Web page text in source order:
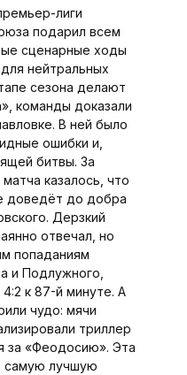
лиги
подарил всем
сценарные ходы
нейтральных
сезона делают
команды доказали
В ней было
ошибки и,
битвы. За
казалось, что
доведёт до добра
Дерзкий
отвечал, но
попаданиям
и Подлужного,
к 87-й минуте. А
чудо: мячи
триллер
за «Феодосию». Эта
самую лучшую